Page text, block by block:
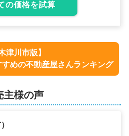
の価格を試算
津川市版】
めの不動産屋さんランキング
主様の声
）